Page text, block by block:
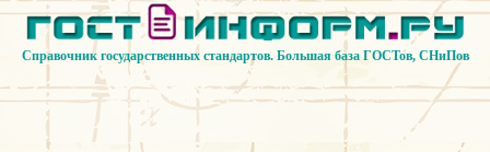
Справочник государственных стандартов. Большая база ГОСТов, СНиПов